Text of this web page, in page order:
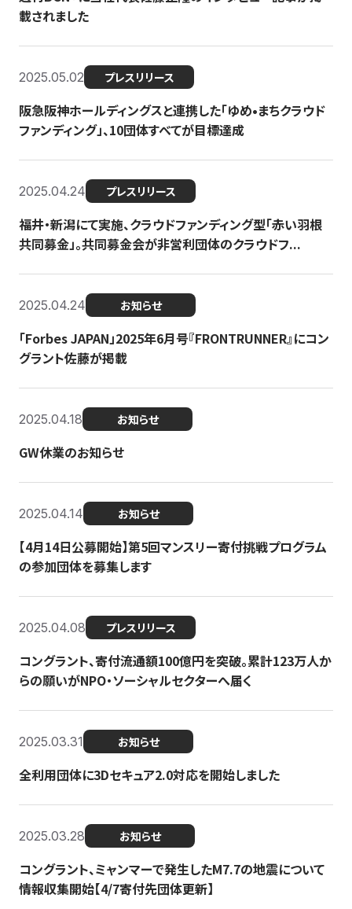
載されました
2025.05.02 プレスリリース
阪急阪神ホールディングスと連携した「ゆめ•まちクラウド
ファンディング」、10団体すべてが目標達成
2025.04.24 プレスリリース
福井・新潟にて実施、クラウドファンディング型「赤い羽根
共同募金」。共同募金会が非営利団体のクラウドフ...
2025.04.24 お知らせ
「Forbes JAPAN」2025年6月号『FRONTRUNNER』にコン
グラント佐藤が掲載
2025.04.18 お知らせ
GW休業のお知らせ
2025.04.14 お知らせ
【4月14日公募開始】第5回マンスリー寄付挑戦プログラム
の参加団体を募集します
2025.04.08 プレスリリース
コングラント、寄付流通額100億円を突破。累計123万人か
らの願いがNPO・ソーシャルセクターへ届く
2025.03.31 お知らせ
全利用団体に3Dセキュア2.0対応を開始しました
2025.03.28 お知らせ
コングラント、ミャンマーで発生したM7.7の地震について
情報収集開始【4/7寄付先団体更新】